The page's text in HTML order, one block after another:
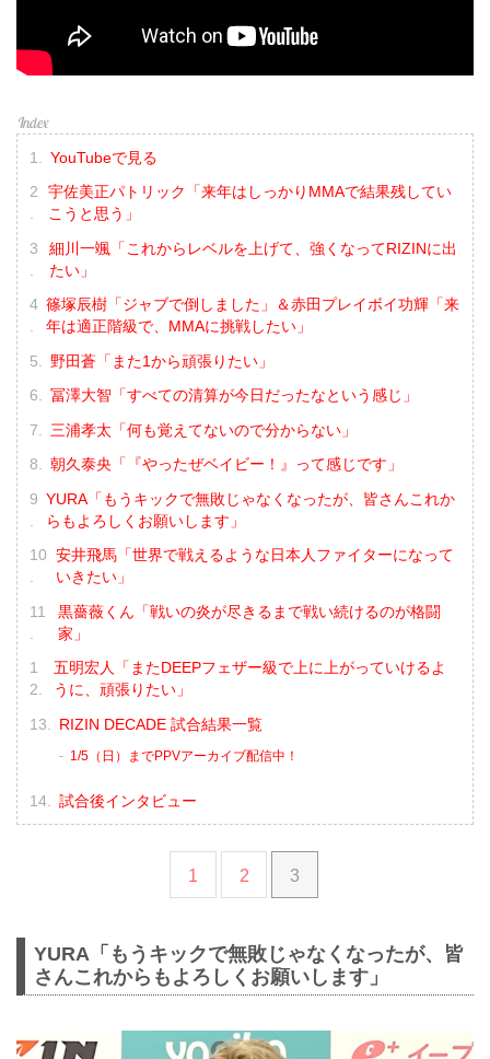
YouTubeで見る
宇佐美正パトリック「来年はしっかりMMAで結果残してい
こうと思う」
細川一颯「これからレベルを上げて、強くなってRIZINに出
たい」
篠塚辰樹「ジャブで倒しました」＆赤田プレイボイ功輝「来
年は適正階級で、MMAに挑戦したい」
野田蒼「また1から頑張りたい」
冨澤大智「すべての清算が今日だったなという感じ」
三浦孝太「何も覚えてないので分からない」
朝久泰央「『やったぜベイビー！』って感じです」
YURA「もうキックで無敗じゃなくなったが、皆さんこれか
らもよろしくお願いします」
安井飛馬「世界で戦えるような日本人ファイターになって
いきたい」
黒薔薇くん「戦いの炎が尽きるまで戦い続けるのが格闘
家」
五明宏人「またDEEPフェザー級で上に上がっていけるよ
うに、頑張りたい」
RIZIN DECADE 試合結果一覧
1/5（日）までPPVアーカイブ配信中！
試合後インタビュー
1 2 3
YURA「もうキックで無敗じゃなくなったが、皆
さんこれからもよろしくお願いします」